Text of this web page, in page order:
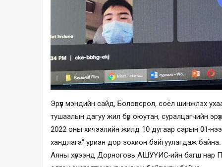
Эрүүл мэндийн сайд, Боловсрол, соёл шинжлэх
тушаалын дагуу жил бүр оюутан, суралцагчийн
2022 оны хичээлийн жилд 10 дугаар сарын 01-
хандлага" уриан дор зохион байгуулагдаж байна.
Аяны хүрээнд Дорноговь АШУҮИС-ийн багш нар